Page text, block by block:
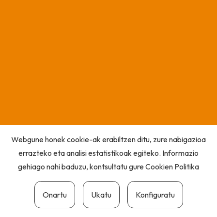
Webgune honek cookie-ak erabiltzen ditu, zure nabigazioa
errazteko eta analisi estatistikoak egiteko. Informazio
gehiago nahi baduzu, kontsultatu gureCookien Politika
Onartu Ukatu Konfiguratu